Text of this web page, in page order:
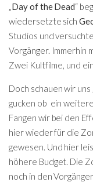
Day of the Dead“
wiedersetzte sich
Studios und versuchte
Vorgänger. Immerhin
Zwei Kultfilme, und
Doch schauen wir uns „
gucken ob ein
Fangen wir bei den
hier wieder für die
gewesen. Und hier
höhere Budget. Die
noch in den